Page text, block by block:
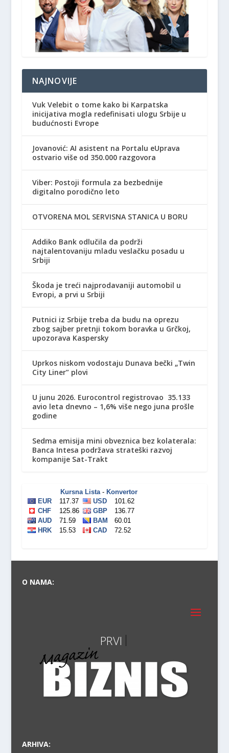
NAJNOVIJE
Vuk Velebit o tome kako bi Karpatska
inicijativa mogla redefinisati ulogu Srbije u
budućnosti Evrope
Jovanović: AI asistent na Portalu eUprava
ostvario više od 350.000 razgovora
Viber: Postoji formula za bezbednije
digitalno porodično leto
OTVORENA MOL SERVISNA STANICA U BORU
Addiko Bank odlučila da podrži
najtalentovaniju mladu veslačku posadu u
Srbiji
Škoda je treći najprodavaniji automobil u
Evropi, a prvi u Srbiji
Putnici iz Srbije treba da budu na oprezu
zbog sajber pretnji tokom boravka u Grčkoj,
upozorava Kaspersky
Uprkos niskom vodostaju Dunava bečki „Twin
City Liner” plovi
U junu 2026. Eurocontrol registrovao 35.133
avio leta dnevno – 1,6% više nego juna prošle
godine
Sedma emisija mini obveznica bez kolaterala:
Banca Intesa podržava strateški razvoj
kompanije Sat-Trakt
O NAMA:
PRVI PRA
ARHIVA: